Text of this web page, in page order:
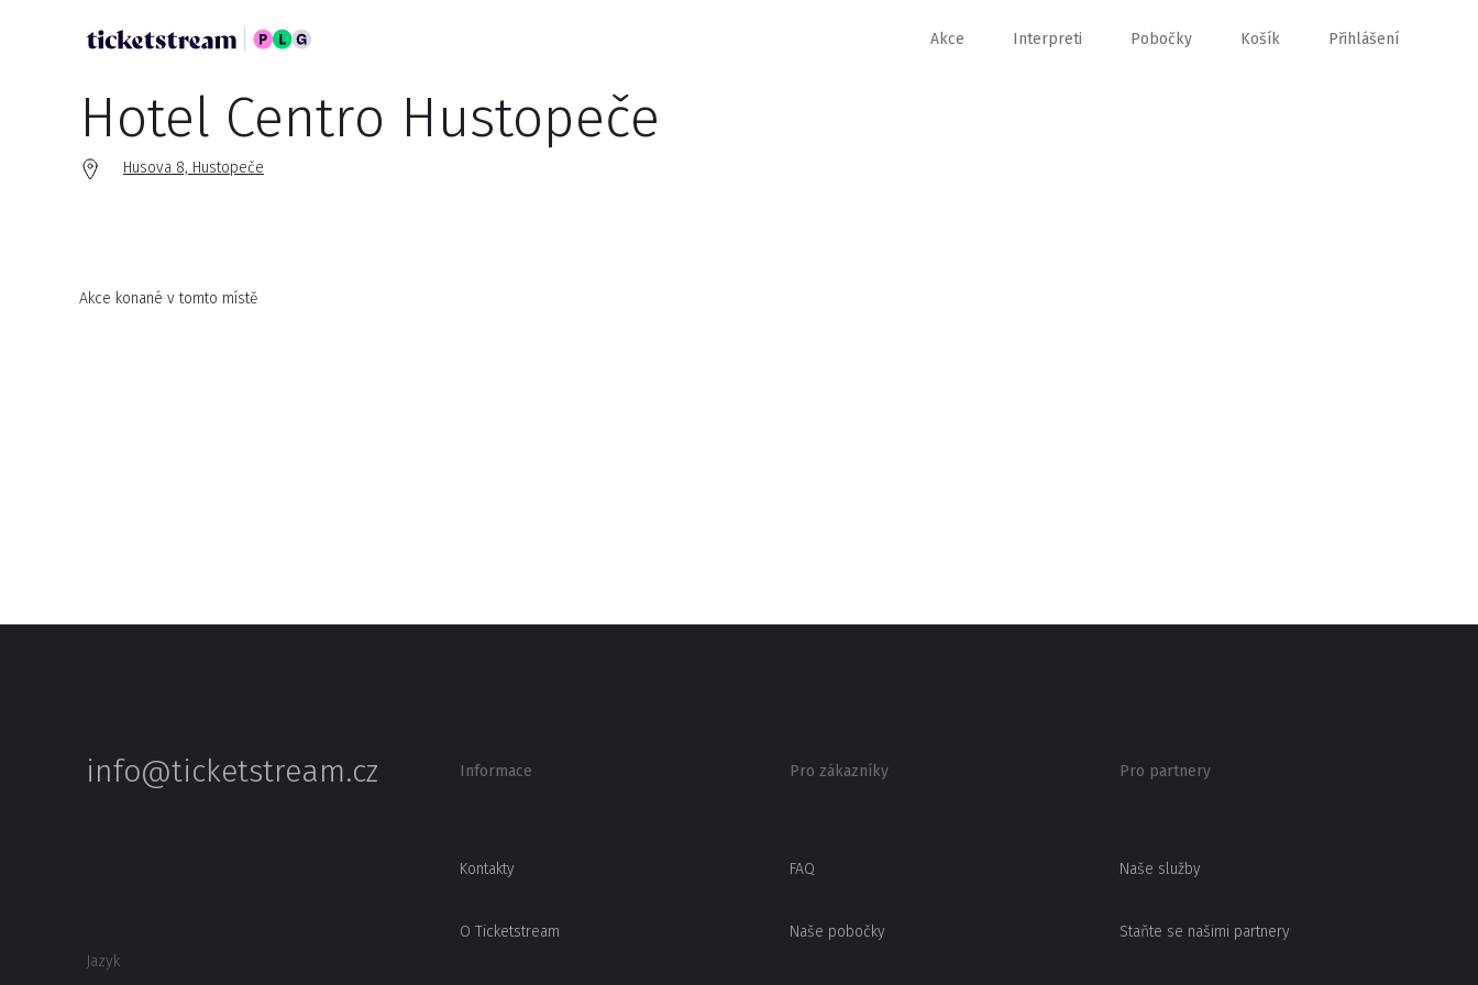
Akce Interpreti Pobočky Košík Přihlášení
Hotel Centro Hustopeče
Husova 8, Hustopeče
Akce konané v tomto místě
info@ticketstream.cz
Jazyk
Informace
Kontakty
O Ticketstream
Pro zákazníky
FAQ
Naše pobočky
Pro partnery
Naše služby
Staňte se našimi partnery